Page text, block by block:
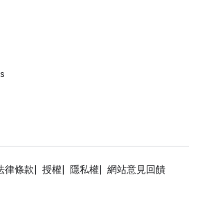
律條款 授權 隱私權
網站意見回饋